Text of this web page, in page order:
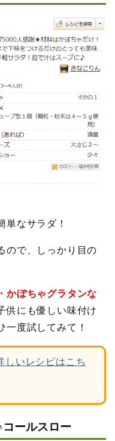
単なサラダ！
ので、しっかり目の
かぼちゃグラタンな
供にも優しい味付け
一度試してみて！
しいレシピはこち
ールスロー